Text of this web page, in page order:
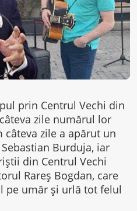
prin Centrul Vechi din
zile numărul lor
câteva zile a apărut un
Burduja, iar
din Centrul Vechi
Rareș Bogdan, care
pe umăr și urlă tot felul